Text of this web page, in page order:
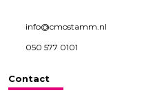
info@cmostamm.nl
050 577 0101
Contact